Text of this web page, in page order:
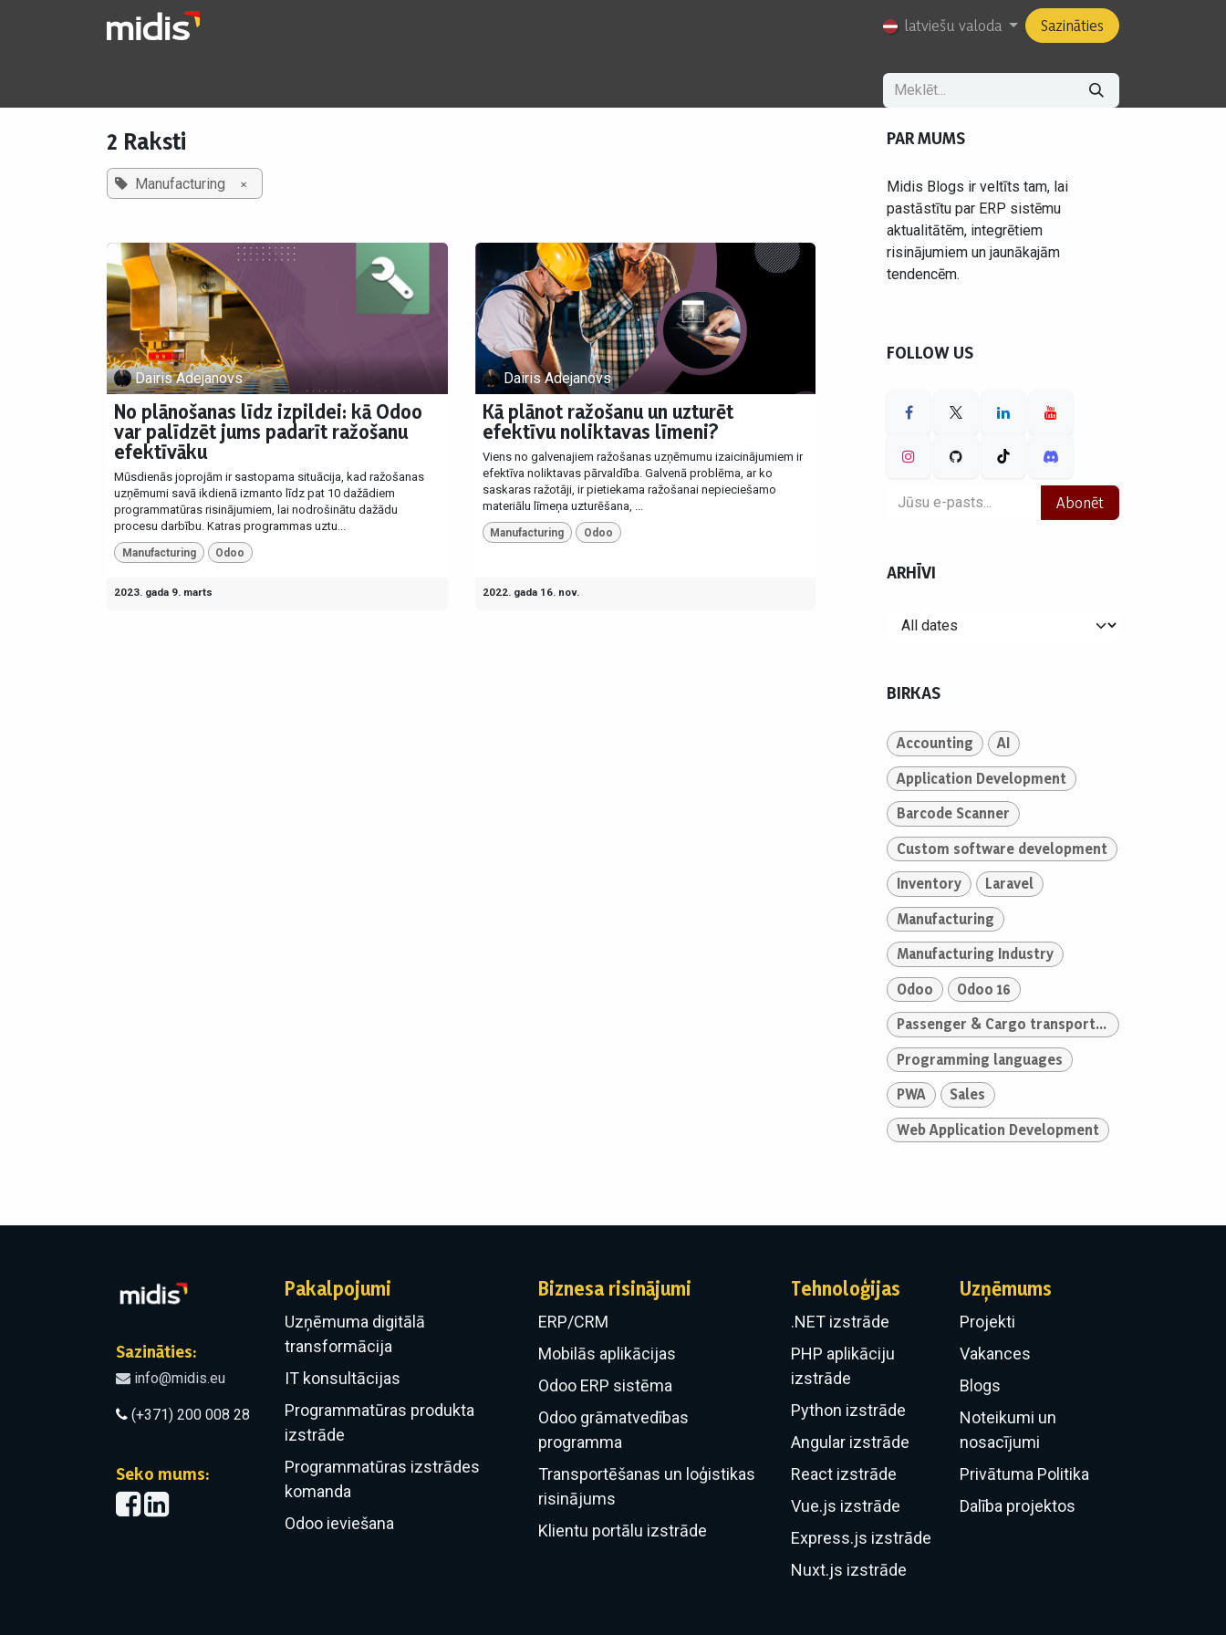
latviešu valoda Sazināties
2 Raksti
Manufacturing ×
Dairis Adejanovs
No plānošanas līdz izpildei: kā Odoo
var palīdzēt jums padarīt ražošanu
efektīvāku
​Mūsdienās joprojām ir sastopama situācija, kad ražošanas
uzņēmumi savā ikdienā izmanto līdz pat 10 dažādiem
programmatūras risinājumiem, lai nodrošinātu dažādu
procesu darbību. Katras programmas uztu...
Manufacturing Odoo
2023. gada 9. marts
Dairis Adejanovs
Kā plānot ražošanu un uzturēt
efektīvu noliktavas līmeni?
​Viens no galvenajiem ražošanas uzņēmumu izaicinājumiem ir
efektīva noliktavas pārvaldība. Galvenā problēma, ar ko
saskaras ražotāji, ir pietiekama ražošanai nepieciešamo
materiālu līmeņa uzturēšana, ...
Manufacturing Odoo
2022. gada 16. nov.
PAR MUMS
Midis Blogs ir veltīts tam, lai
pastāstītu par ERP sistēmu
aktualitātēm, integrētiem
risinājumiem un jaunākajām
tendencēm.
FOLLOW US
Abonēt
ARHĪVI
BIRKAS
Accounting
AI
Application Development
Barcode Scanner
Custom software development
Inventory
Laravel
Manufacturing
Manufacturing Industry
Odoo
Odoo 16
Passenger & Cargo transportation Industry
Programming languages
PWA
Sales
Web Application Development
Sazināties:
info@midis.eu
(+371) 200 008 28
Seko mums:
Pakalpojumi
Uzņēmuma digitālā
transformācija
IT konsultācijas
Programmatūras produkta
izstrāde
Programmatūras izstrādes
komanda
Odoo ieviešana
Tehnoloģijas
.NET izstrāde
PHP aplikāciju
izstrāde
Python izstrāde
Angular izstrāde
React izstrāde
Vue.js izstrāde
Express.js izstrāde
Nuxt.js izstrāde
Uzņēmums
Projekti
Vakances
Blogs
Noteikumi un
nosacījumi
Privātuma Politika
Dalība projektos
Biznesa risinājumi
ERP/CRM
​Mobilās aplikācijas
Odoo ERP sistēma
Odoo grāmatvedības
programma
Transportēšanas un loģistikas
risinājums
Klientu portālu izstrāde